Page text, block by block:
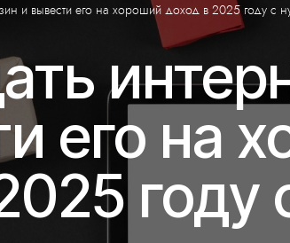
и вывести его на хороший доход в 2025 году с
его на
году